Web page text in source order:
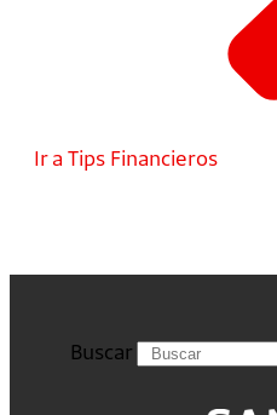
Ir a Tips Financieros
Buscar